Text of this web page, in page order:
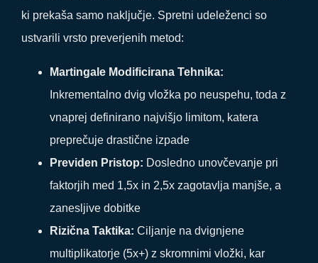
ki prekaša samo naključje. Spretni udeleženci so
ustvarili vrsto preverjenih metod:
Martingale Modificirana Tehnika:
Inkrementalno dvig vložka po neuspehu, toda z
vnaprej definirano najvišjo limitom, katera
preprečuje drastične izpade
Previden Pristop: Dosledno unovčevanje pri
faktorjih med 1,5x in 2,5x zagotavlja manjše, a
zanesljive dobitke
Rizična Taktika: Ciljanje na dvignjene
multiplikatorje (5x+) z skromnimi vložki, kar